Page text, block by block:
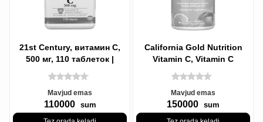
21st Century, витамин C,
500 мг, 110 таблеток |
Vitamin C 500 mcg 110 tab
Mavjud emas
110000 sum
California Gold Nutrition
Vitamin C, Vitamin C
Gummies, Tabiiy apelsin
ta'mi,
Mavjud emas
150000 sum